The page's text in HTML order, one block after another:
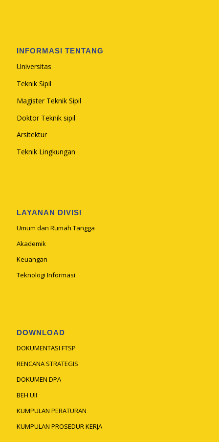
INFORMASI TENTANG
Universitas
Teknik Sipil
Magister Teknik Sipil
Doktor Teknik sipil
Arsitektur
Teknik Lingkungan
LAYANAN DIVISI
Umum dan Rumah Tangga
Akademik
Keuangan
Teknologi Informasi
DOWNLOAD
DOKUMENTASI FTSP
RENCANA STRATEGIS
DOKUMEN DPA
BEH UII
KUMPULAN PERATURAN
KUMPULAN PROSEDUR KERJA